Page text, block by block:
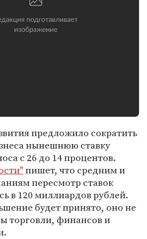
предложило сократить
нынешнюю ставку
с 26 до 14 процентов.
пишет, что средним и
пересмотр ставок
в 120 миллиардов рублей.
будет принято, оно не
торговли, финансов и